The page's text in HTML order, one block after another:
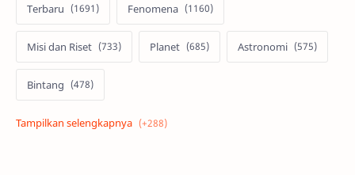
Terbaru Fenomena
Misi dan Riset Planet Astronomi
Bintang
Alam semesta Galaksi